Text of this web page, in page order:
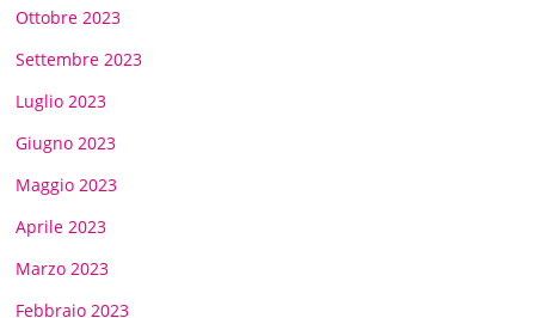
Ottobre 2023
Settembre 2023
Luglio 2023
Giugno 2023
Maggio 2023
Aprile 2023
Marzo 2023
Febbraio 2023